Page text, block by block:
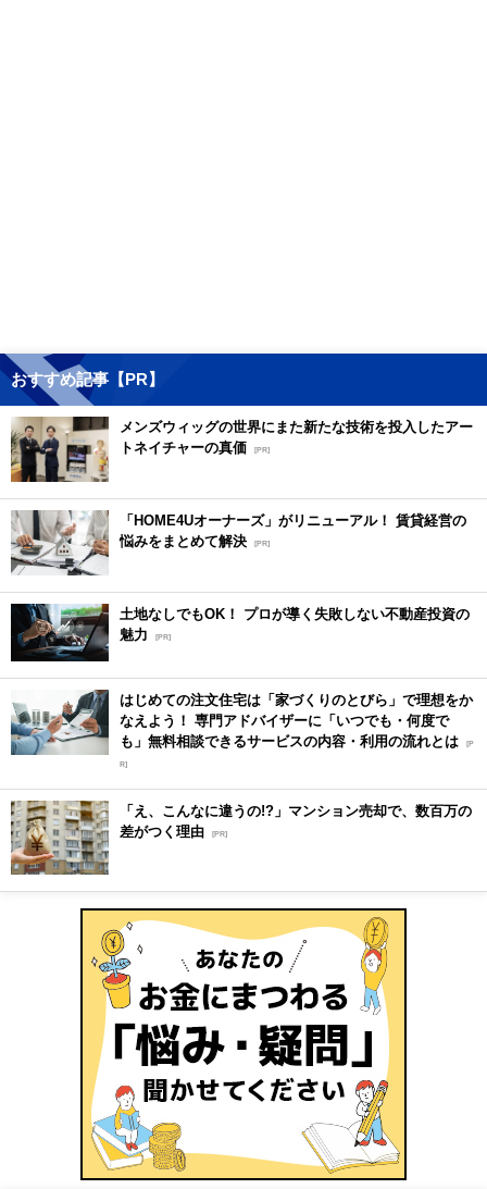
おすすめ記事【PR】
メンズウィッグの世界にまた新たな技術を投入したアー
トネイチャーの真価 [PR]
「HOME4Uオーナーズ」がリニューアル！ 賃貸経営の
悩みをまとめて解決 [PR]
土地なしでもOK！ プロが導く失敗しない不動産投資の
魅力
[PR]
はじめての注文住宅は「家づくりのとびら」で理想をか
なえよう！ 専門アドバイザーに「いつでも・何度で
も」無料相談できるサービスの内容・利用の流れとは [P
R]
「え、こんなに違うの!?」マンション売却で、数百万の
差がつく理由 [PR]